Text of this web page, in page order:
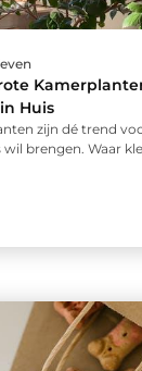
Huis
zijn dé trend
brengen. Waar